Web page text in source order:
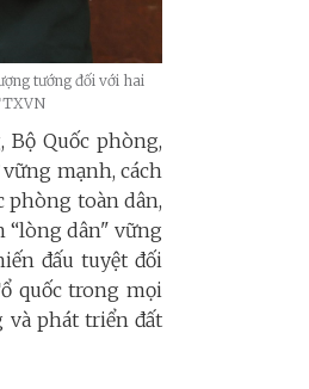
tướng đối với hai
Quốc phòng,
mạnh, cách
phòng toàn dân,
“lòng dân" vững
đấu tuyệt đối
quốc trong mọi
phát triển đất